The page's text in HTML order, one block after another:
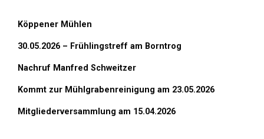
Köppener Mühlen
30.05.2026 – Frühlingstreff am Borntrog
Nachruf Manfred Schweitzer
Kommt zur Mühlgrabenreinigung am 23.05.2026
Mitgliederversammlung am 15.04.2026